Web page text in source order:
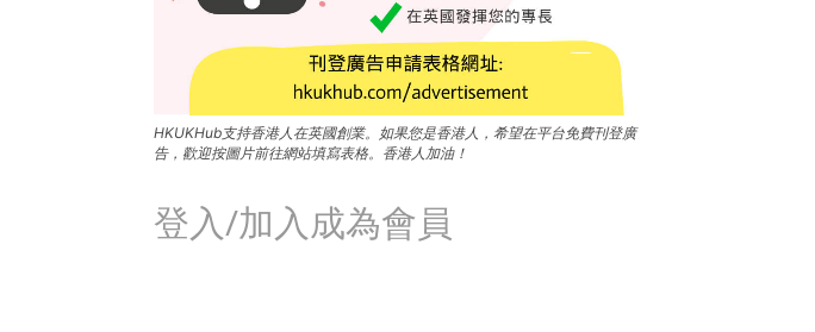
HKUKHub支持香港人在英國創業。如果您是香港人，希望在平台免費刊登廣
告，歡迎按圖片前往網站填寫表格。香港人加油！
登入/加入成為會員